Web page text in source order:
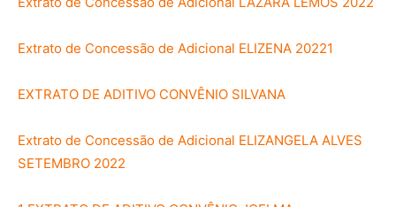
Extrato de Concessão de Adicional ELIZENA 20221
EXTRATO DE ADITIVO CONVÊNIO SILVANA
Extrato de Concessão de Adicional ELIZANGELA ALVES
SETEMBRO 2022